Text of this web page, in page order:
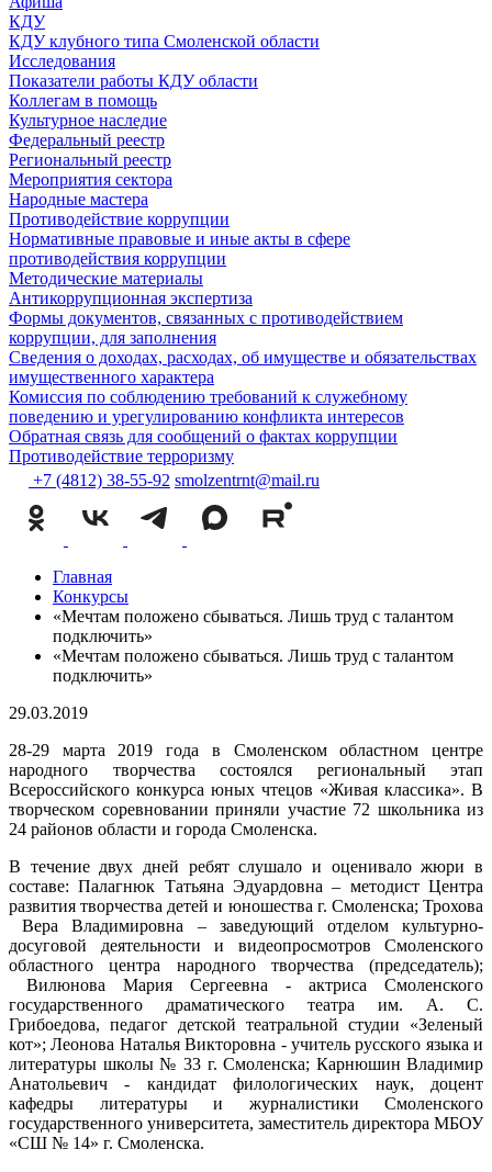
КДУ
КДУ клубного типа Смоленской области
Исследования
Показатели работы КДУ области
Коллегам в помощь
Культурное наследие
Федеральный реестр
Региональный реестр
Мероприятия сектора
Народные мастера
Противодействие коррупции
Нормативные правовые и иные акты в сфере
противодействия коррупции
Методические материалы
Антикоррупционная экспертиза
Формы документов, связанных с противодействием
коррупции, для заполнения
Сведения о доходах, расходах, об имуществе и обязательствах
имущественного характера
Комиссия по соблюдению требований к служебному
поведению и урегулированию конфликта интересов
Обратная связь для сообщений о фактах коррупции
Противодействие терроризму
+7 (4812) 38-55-92 smolzentrnt@mail.ru
Главная
Конкурсы
«Мечтам положено сбываться. Лишь труд с талантом
подключить»
«Мечтам положено сбываться. Лишь труд с талантом
подключить»
29.03.2019
28-29 марта 2019 года в Смоленском областном центре
народного творчества состоялся региональный этап
Всероссийского конкурса юных чтецов «Живая классика». В
творческом соревновании приняли участие 72 школьника из
24 районов области и города Смоленска.
В течение двух дней ребят слушало и оценивало жюри в
составе: Палагнюк Татьяна Эдуардовна – методист Центра
развития творчества детей и юношества г. Смоленска; Трохова
Вера Владимировна – заведующий отделом культурно-
досуговой деятельности и видеопросмотров Смоленского
областного центра народного творчества (председатель);
Вилюнова Мария Сергеевна - актриса Смоленского
государственного драматического театра им. А. С.
Грибоедова, педагог детской театральной студии «Зеленый
кот»; Леонова Наталья Викторовна - учитель русского языка и
литературы школы № 33 г. Смоленска; Карнюшин Владимир
Анатольевич - кандидат филологических наук, доцент
кафедры литературы и журналистики Смоленского
государственного университета, заместитель директора МБОУ
«СШ № 14» г. Смоленска.